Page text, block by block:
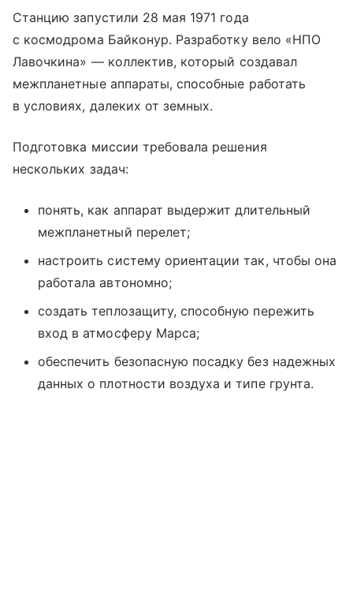
Станцию запустили 28 мая 1971 года
с космодрома Байконур. Разработку вело «НПО
Лавочкина» — коллектив, который создавал
межпланетные аппараты, способные работать
в условиях, далеких от земных.
Подготовка миссии требовала решения
нескольких задач:
понять, как аппарат выдержит длительный
межпланетный перелет;
настроить систему ориентации так, чтобы она
работала автономно;
создать теплозащиту, способную пережить
вход в атмосферу Марса;
обеспечить безопасную посадку без надежных
данных о плотности воздуха и типе грунта.